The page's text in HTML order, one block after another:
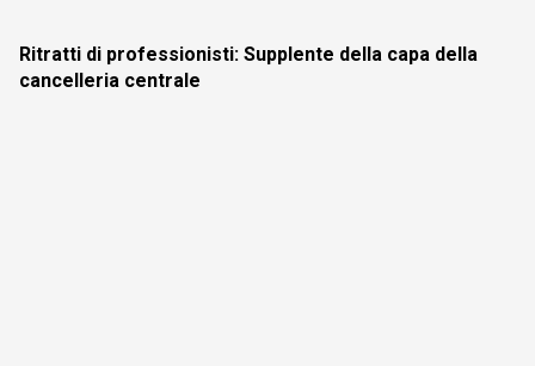
Ritratti di professionisti: Supplente della capa della
cancelleria centrale